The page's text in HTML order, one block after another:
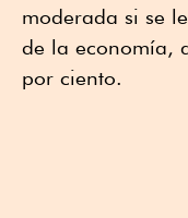
moderada si se
de la economía,
por ciento.